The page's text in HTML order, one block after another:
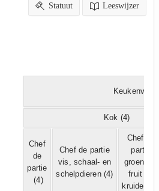
Statuut Leeswijzer
Kok (4)
Chef
de
partie
(4)
Chef de partie
vis, schaal- en
schelpdieren(4)
Chef de
partie
groenten,
fruit en
kruiden